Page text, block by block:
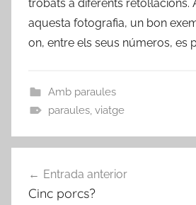
trobats a diferents
aquesta fotografia, un bon
on, entre els seus números, es
Amb paraules
paraules, viatge
d'entrades
Entrada anterior
Cinc porcs?